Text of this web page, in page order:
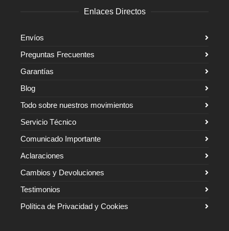
Enlaces Directos
Envíos
Preguntas Frecuentes
Garantías
Blog
Todo sobre nuestros movimientos
Servicio Técnico
Comunicado Importante
Aclaraciones
Cambios y Devoluciones
Testimonios
Política de Privacidad y Cookies